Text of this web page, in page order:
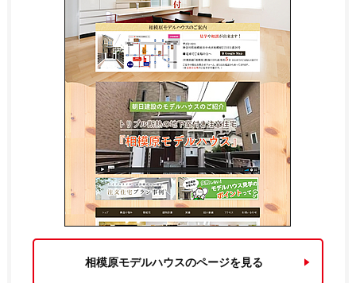
相模原モデルハウスのページを見る